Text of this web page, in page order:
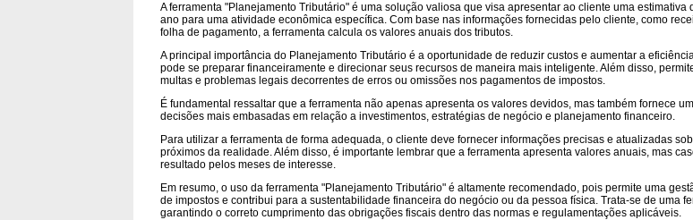
A ferramenta "Planejamento Tributário" é uma solução valiosa que visa apresentar ao cliente uma
ano para uma atividade econômica específica. Com base nas informações fornecidas pelo cliente, como
folha de pagamento, a ferramenta calcula os valores anuais dos tributos.
A principal importância do Planejamento Tributário é a oportunidade de reduzir custos e aumentar a
pode se preparar financeiramente e direcionar seus recursos de maneira mais inteligente. Além disso,
multas e problemas legais decorrentes de erros ou omissões nos pagamentos de impostos.
É fundamental ressaltar que a ferramenta não apenas apresenta os valores devidos, mas também fornece
decisões mais embasadas em relação a investimentos, estratégias de negócio e planejamento financeiro.
Para utilizar a ferramenta de forma adequada, o cliente deve fornecer informações precisas e atualizadas
próximos da realidade. Além disso, é importante lembrar que a ferramenta apresenta valores anuais, mas
resultado pelos meses de interesse.
Em resumo, o uso da ferramenta "Planejamento Tributário" é altamente recomendado, pois permite uma
de impostos e contribui para a sustentabilidade financeira do negócio ou da pessoa física. Trata-se de uma
garantindo o correto cumprimento das obrigações fiscais dentro das normas e regulamentações aplicáveis.